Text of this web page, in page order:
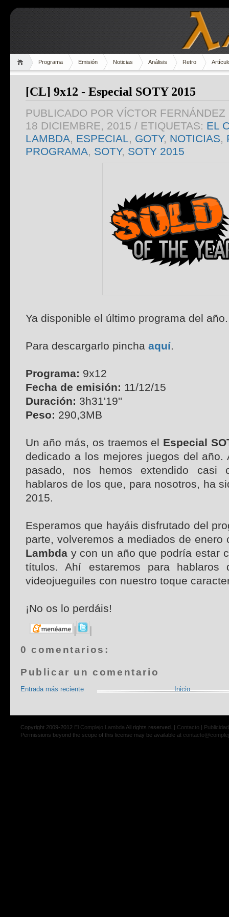
Programa Emisión Noticias Análisis Retro
[CL] 9x12 - Especial SOTY 2015
PUBLICADO POR VÍCTOR
18 DICIEMBRE, 2015 / ETIQUETAS: EL
LAMBDA
ESPECIAL GOTY, NOTICIAS
PROGRAMA
SOTY, SOTY 2015
Ya disponible el último programa del año.
Para descargarlo pincha aquí.
Programa: 9x12
Fecha de emisión: 11/12/15
Duración: 3h31'19''
Peso: 290,3MB
Un año más, os traemos el Especial
dedicado a los mejores juegos del año.
pasado, nos hemos extendido casi
hablaros de los que, para nosotros, ha
2015.
Esperamos que hayáis disfrutado del
parte, volveremos a mediados de
Lambda y con un año que podría estar
títulos. Ahí estaremos para hablaros
videojueguiles con nuestro toque
¡No os lo perdáis!
|
|
0 comentarios:
Publicar un comentario
Entrada más reciente Inicio
Copyright 2009-2012 El Complejo Lambda All rights reserved. | Contacto | Publicidad
Permissions beyond the scope of this license may be available at